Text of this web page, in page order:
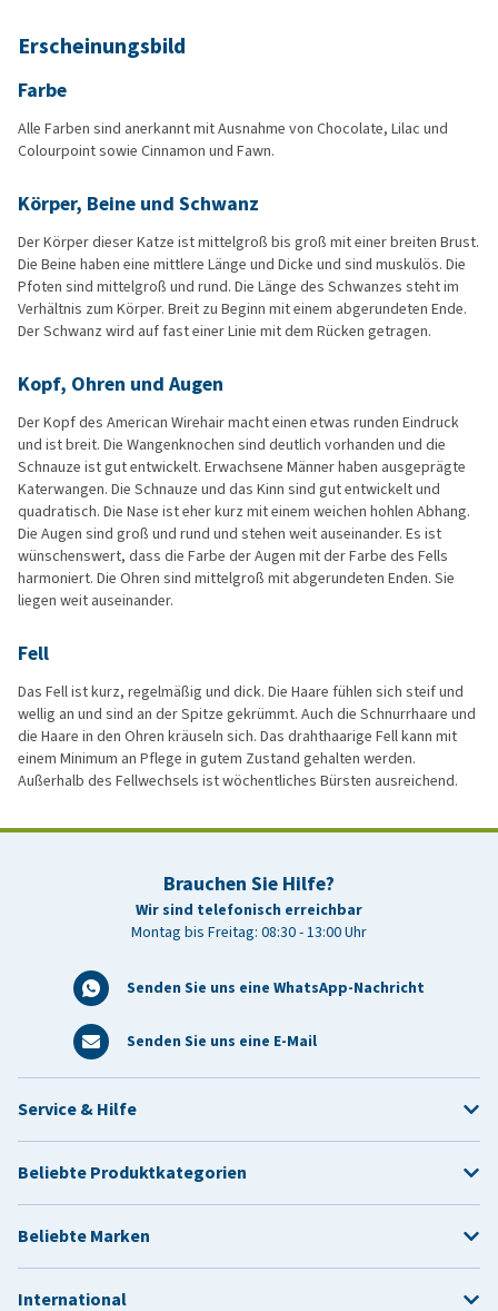
Erscheinungsbild
Farbe
Alle Farben sind anerkannt mit Ausnahme von Chocolate, Lilac und
Colourpoint sowie Cinnamon und Fawn.
Körper, Beine und Schwanz
Der Körper dieser Katze ist mittelgroß bis groß mit einer breiten Brust.
Die Beine haben eine mittlere Länge und Dicke und sind muskulös. Die
Pfoten sind mittelgroß und rund. Die Länge des Schwanzes steht im
Verhältnis zum Körper. Breit zu Beginn mit einem abgerundeten Ende.
Der Schwanz wird auf fast einer Linie mit dem Rücken getragen.
Kopf, Ohren und Augen
Der Kopf des American Wirehair macht einen etwas runden Eindruck
und ist breit. Die Wangenknochen sind deutlich vorhanden und die
Schnauze ist gut entwickelt. Erwachsene Männer haben ausgeprägte
Katerwangen. Die Schnauze und das Kinn sind gut entwickelt und
quadratisch. Die Nase ist eher kurz mit einem weichen hohlen Abhang.
Die Augen sind groß und rund und stehen weit auseinander. Es ist
wünschenswert, dass die Farbe der Augen mit der Farbe des Fells
harmoniert. Die Ohren sind mittelgroß mit abgerundeten Enden. Sie
liegen weit auseinander.
Fell
Das Fell ist kurz, regelmäßig und dick. Die Haare fühlen sich steif und
wellig an und sind an der Spitze gekrümmt. Auch die Schnurrhaare und
die Haare in den Ohren kräuseln sich. Das drahthaarige Fell kann mit
einem Minimum an Pflege in gutem Zustand gehalten werden.
Außerhalb des Fellwechsels ist wöchentliches Bürsten ausreichend.
Brauchen Sie Hilfe?
Wir sind telefonisch erreichbar
Montag bis Freitag: 08:30 - 13:00 Uhr
Senden Sie uns eine WhatsApp-Nachricht
Senden Sie uns eine E-Mail
Service & Hilfe
Beliebte Produktkategorien
Beliebte Marken
International